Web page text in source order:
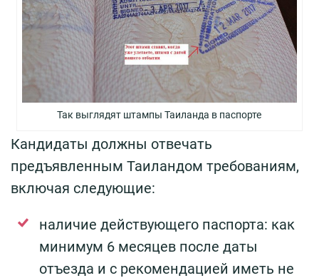
Так выглядят штампы Таиланда в паспорте
Кандидаты должны отвечать
предъявленным Таиландом требованиям,
включая следующие:
наличие действующего паспорта: как
минимум 6 месяцев после даты
отъезда и с рекомендацией иметь не